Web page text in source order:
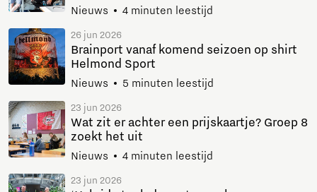
Nieuws 4 minuten leestijd
26 jun 2026
Brainport vanaf komend seizoen op shirt
Helmond Sport
Nieuws 5 minuten leestijd
23 jun 2026
Wat zit er achter een prijskaartje? Groep 8
zoekt het uit
Nieuws 4 minuten leestijd
23 jun 2026